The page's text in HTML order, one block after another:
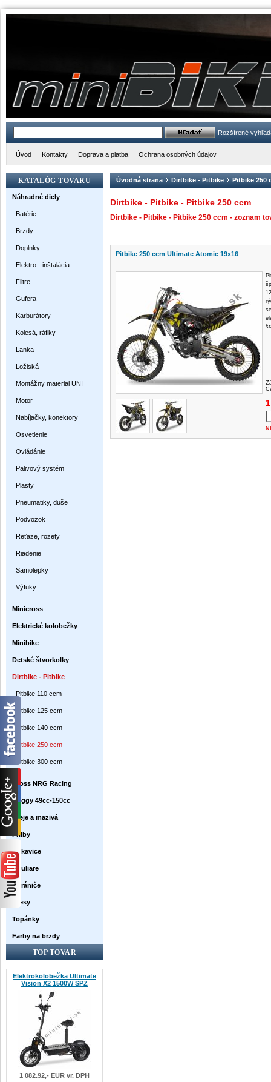
Rozšírené
Úvod Kontakty Doprava a platba Ochrana osobných údajov
KATALÓG TOVARU
Náhradné diely
Batérie
Brzdy
Doplnky
Elektro - inštalácia
Filtre
Gufera
Karburátory
Kolesá, ráfiky
Lanka
Ložiská
Montážny material UNI
Motor
Nabíjačky, konektory
Osvetlenie
Ovládánie
Palivový systém
Plasty
Pneumatiky, duše
Podvozok
Reťaze, rozety
Riadenie
Samolepky
Výfuky
Minicross
Elektrické kolobežky
Minibike
Detské štvorkolky
Dirtbike - Pitbike
Pitbike 110 ccm
Pitbike 125 ccm
Pitbike 140 ccm
Pitbike 250 ccm
Pitbike 300 ccm
Cross NRG Racing
Buggy 49cc-150cc
Oleje a mazivá
Prilby
Rukavice
Okuliare
Chrániče
Dresy
Topánky
Farby na brzdy
TOP TOVAR
Elektrokolobežka Ultimate
Vision X2 1500W ŠPZ
1 082.92,- EUR vr. DPH
Úvodná strana Dirtbike - Pitbike Pitbike 250
Dirtbike - Pitbike - Pitbike 250 ccm
Dirtbike - Pitbike - Pitbike 250 ccm - zoznam
Pitbike 250 ccm Ultimate Atomic 19x16